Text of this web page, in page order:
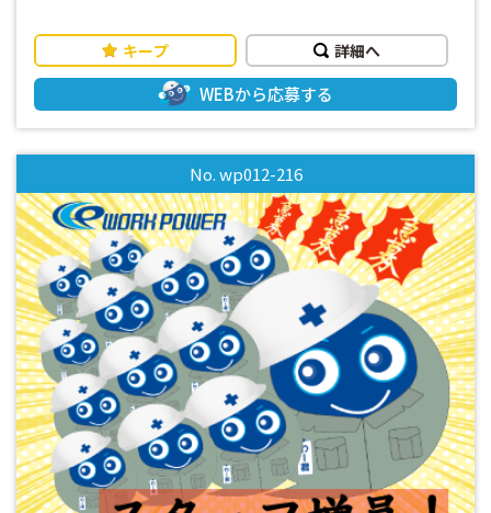
全て貸与致します。 ・週払いOK（上限20,000円） ・人気の日
勤のお仕事案件！ ・お休み充実！（年間休日130日程度） ・
性別問わず20代～50代のスタッフ活躍中！ まずはお気軽にお
問い合わせください。 皆様からのお問い合わせお待ちしてお
ります。
キープ 詳細へ
WEBから応募する
No. wp012-216